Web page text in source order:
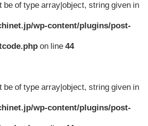
be of type array|object, string given in
wp-content/plugins/post-
on line44
be of type array|object, string given in
wp-content/plugins/post-